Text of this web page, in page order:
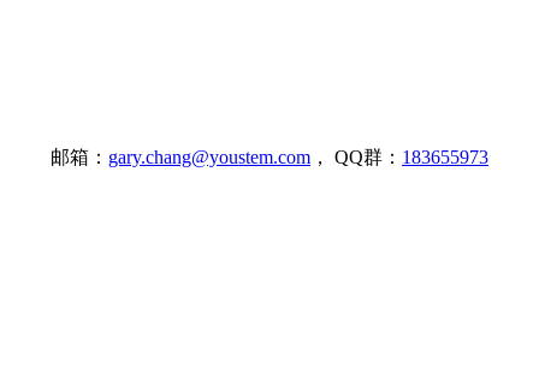
邮箱： gary.chang@youstem.com ， QQ群： 183655973